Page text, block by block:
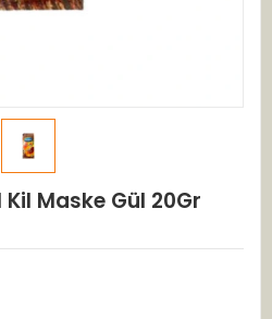
Maske Gül 20Gr